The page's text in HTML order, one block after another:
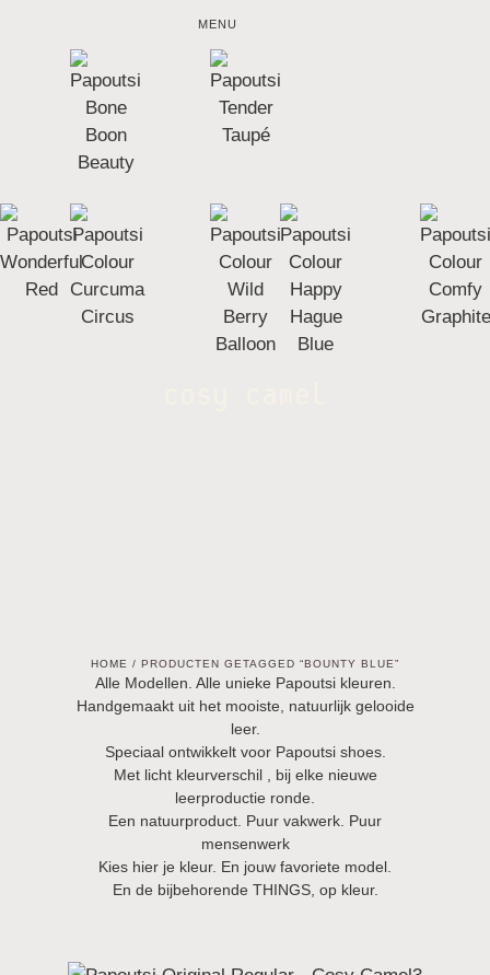
MENU
HOME / PRODUCTEN GETAGGED “BOUNTY BLUE”
Alle Modellen. Alle unieke Papoutsi kleuren.
Handgemaakt uit het mooiste, natuurlijk gelooide
leer.
Speciaal ontwikkelt voor Papoutsi shoes.
Met licht kleurverschil , bij elke nieuwe
leerproductie ronde.
Een natuurproduct. Puur vakwerk. Puur
mensenwerk
Kies hier je kleur. En jouw favoriete model.
En de bijbehorende THINGS, op kleur.